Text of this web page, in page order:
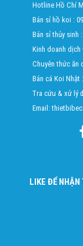
Hotline Hồ Chí
Bán sỉ hồ koi :
Bán sỉ thủy sinh :
Kinh doanh dịch
Chuyên thức ăn
Bán cá Koi Nhật :
Tra cứu & xử lý
Email:
LIKE ĐỂ NHẬN